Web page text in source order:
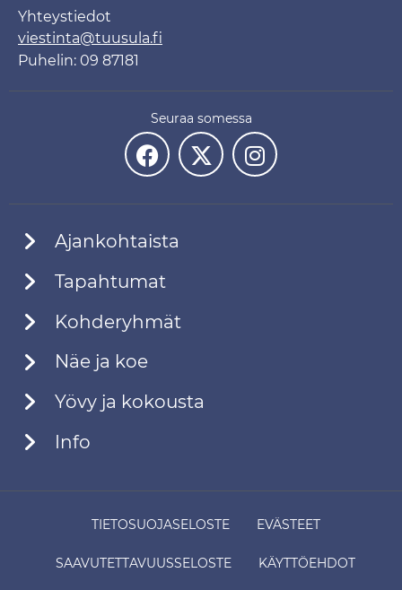
Yhteystiedot
viestinta@tuusula.fi
Puhelin: 09 87181
Seuraa somessa
Ajankohtaista
Tapahtumat
Kohderyhmät
Näe ja koe
Yövy ja kokousta
Info
TIETOSUOJASELOSTE EVÄSTEET
SAAVUTETTAVUUSSELOSTE KÄYTTÖEHDOT